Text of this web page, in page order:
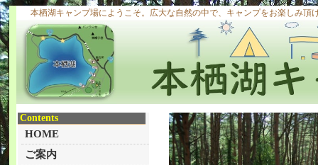
本栖湖キャンプ場にようこそ。広大な自然の中で、キャンプをお楽しみ頂
Contents
HOME
ご案内